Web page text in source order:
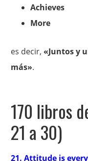
Achieves
More
es decir,«Juntos y
más».
170 libros
21 a 30)
21. Attitude is